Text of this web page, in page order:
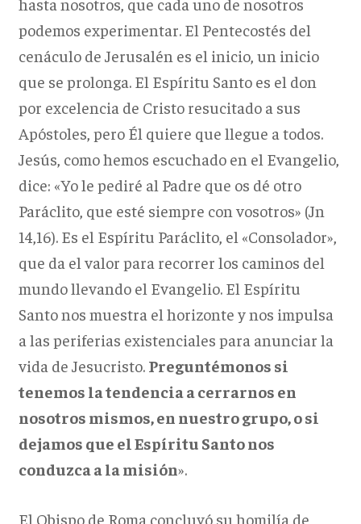
podemos experimentar. El Pentecostés del
cenáculo de Jerusalén es el inicio, un inicio
que se prolonga. El Espíritu Santo es el don
por excelencia de Cristo resucitado a sus
Apóstoles, pero Él quiere que llegue a todos.
Jesús, como hemos escuchado en el Evangelio,
dice: «Yo le pediré al Padre que os dé otro
Paráclito, que esté siempre con vosotros» (Jn
14,16). Es el Espíritu Paráclito, el «Consolador»,
que da el valor para recorrer los caminos del
mundo llevando el Evangelio. El Espíritu
Santo nos muestra el horizonte y nos impulsa
a las periferias existenciales para anunciar la
vida de Jesucristo. Preguntémonos si
tenemos la tendencia a cerrarnos en
nosotros mismos, en nuestro grupo, o si
dejamos que el Espíritu Santo nos
conduzca a la misión».
El Obispo de Roma concluyó su homilía de